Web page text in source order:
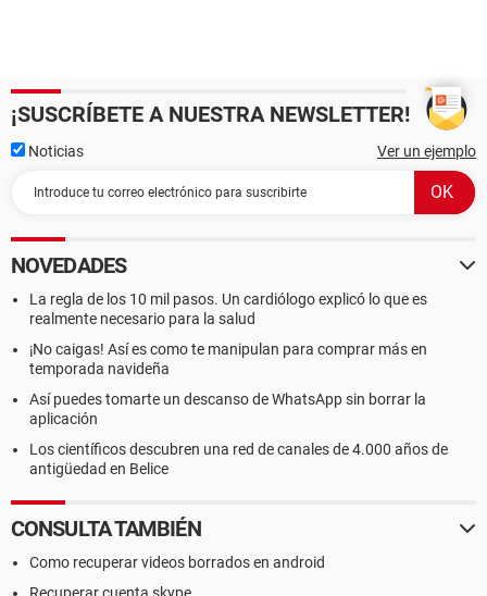
¡SUSCRÍBETE A NUESTRA NEWSLETTER!
Noticias Ver un ejemplo
NOVEDADES
La regla de los 10 mil pasos. Un cardiólogo explicó lo que es
realmente necesario para la salud
¡No caigas! Así es como te manipulan para comprar más en
temporada navideña
Así puedes tomarte un descanso de WhatsApp sin borrar la
aplicación
Los científicos descubren una red de canales de 4.000 años de
antigüedad en Belice
CONSULTA TAMBIÉN
Como recuperar videos borrados en android